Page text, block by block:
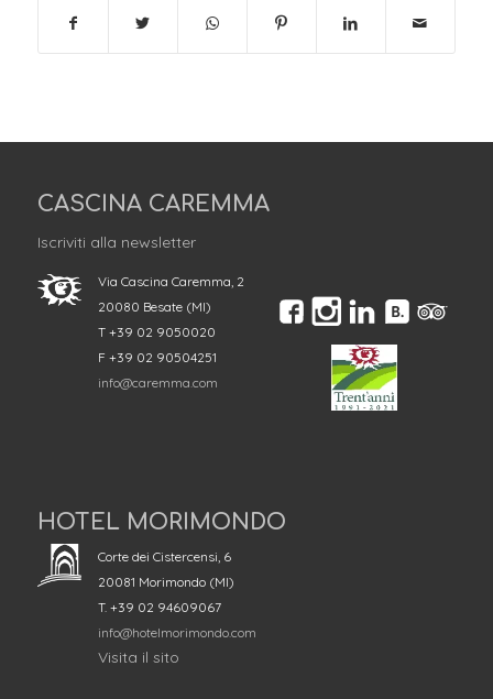
CASCINA CAREMMA
Iscriviti alla newsletter
Via Cascina Caremma, 2
20080 Besate (MI)
T +39 02 9050020
F +39 02 90504251
info@caremma.com
HOTEL MORIMONDO
Corte dei Cistercensi, 6
20081 Morimondo (MI)
T. +39 02 94609067
info@hotelmorimondo.com
Visita il sito